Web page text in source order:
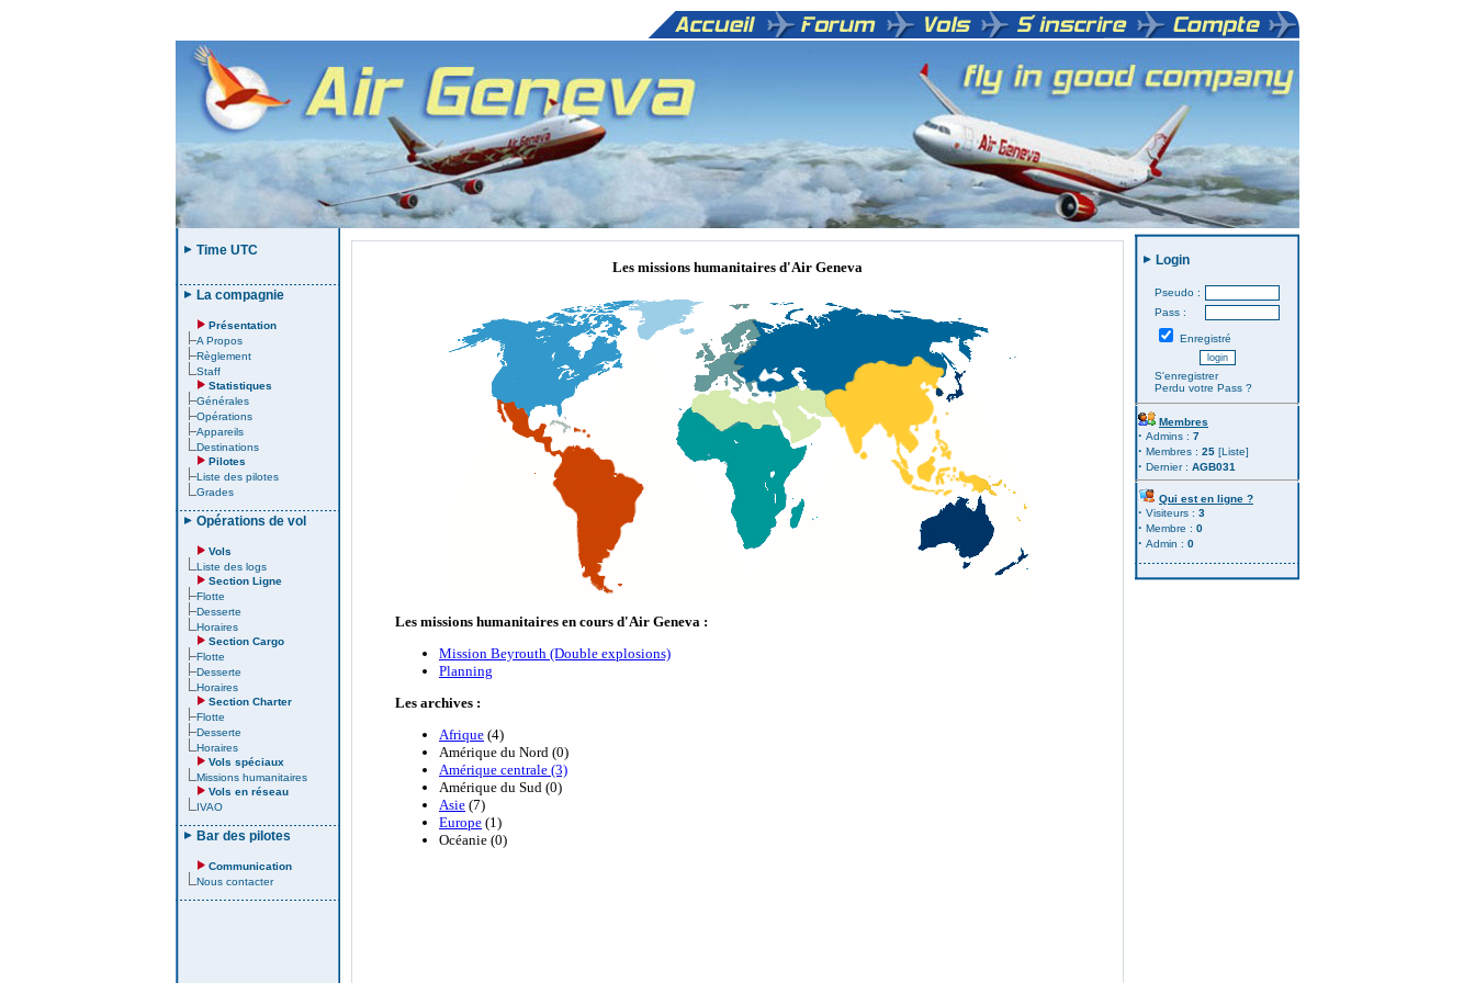
Time UTC
La compagnie
Présentation
A Propos
Règlement
Staff
Statistiques
Générales
Opérations
Appareils
Destinations
Pilotes
Liste des pilotes
Grades
Opérations de vol
Vols
Liste des logs
Section Ligne
Flotte
Desserte
Horaires
Section Cargo
Flotte
Desserte
Horaires
Section Charter
Flotte
Desserte
Horaires
Vols spéciaux
Missions humanitaires
Vols en réseau
IVAO
Bar des pilotes
Communication
Nous contacter
Login
Pseudo :
Pass :
Enregistré
S'enregistrer
Perdu votre Pass ?
Membres
· Admins : 7
· Membres : 25 [Liste]
· Dernier : AGB031
Qui est en ligne ?
· Visiteurs : 3
· Membre : 0
· Admin : 0